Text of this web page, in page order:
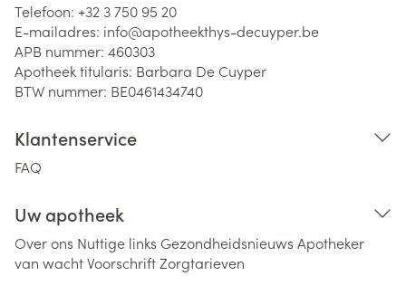
Telefoon: +32 3 750 95 20
E-mailadres: info@apotheekthys-decuyper.be
APB nummer: 460303
Apotheek titularis: Barbara De Cuyper
BTW nummer: BE0461434740
Klantenservice
FAQ
Uw apotheek
Over ons Nuttige links Gezondheidsnieuws Apotheker
van wachtVoorschriftZorgtarieven